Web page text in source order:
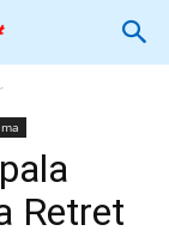
Retret